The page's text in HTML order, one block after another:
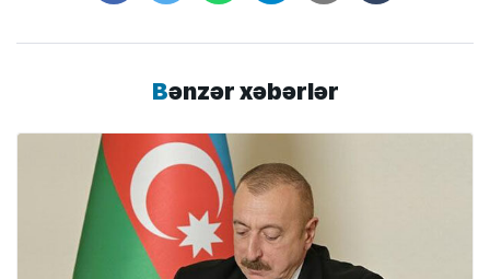
Bənzər xəbərlər